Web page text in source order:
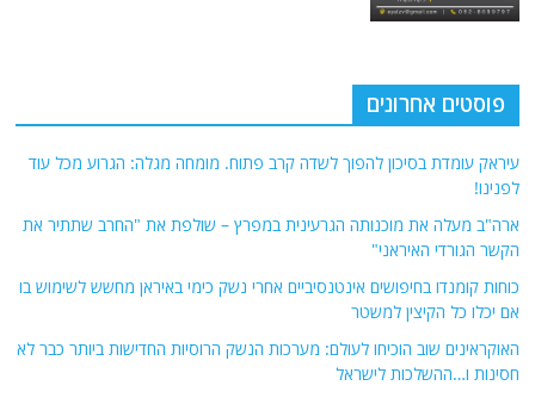
פוסטים אחרונים
עיראק עומדת בסיכון להפוך לשדה קרב פתוח. מומחה מגלה: הגרוע מכל עוד
לפנינו!
ארה"ב מעלה את מוכנותה הגרעינית במפרץ – שולפת את "החרב שתתיר את
הקשר הגורדי האיראני"
כוחות קומנדו בחיפושים אינטנסיביים אחרי נשק כימי באיראן מחשש לשימוש בו
אם יכלו כל הקיצין למשטר
האוקראינים שוב הוכיחו לעולם: מערכות הנשק הרוסיות החדישות ביותר כבר לא
חסינות ו…ההשלכות לישראל